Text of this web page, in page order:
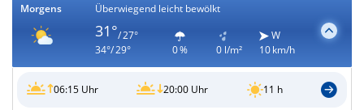
Morgens Überwiegend leicht bewölkt
31°/ 27°
34°/ 29°
0 % 0 l/m²
W
10 km/h
06:15 Uhr 20:00 Uhr 11 h